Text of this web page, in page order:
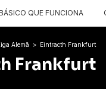
QUE FUNCIONA
Alemã > Eintracth Frankfurt
Frankfurt